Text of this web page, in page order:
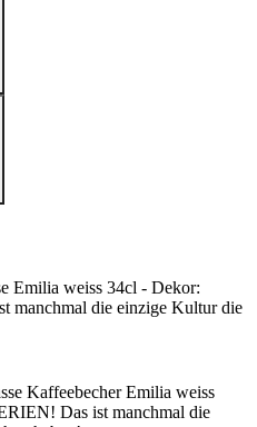
Emilia weiss 34cl - Dekor:
manchmal die einzige Kultur die
Kaffeebecher Emilia weiss
Das ist manchmal die